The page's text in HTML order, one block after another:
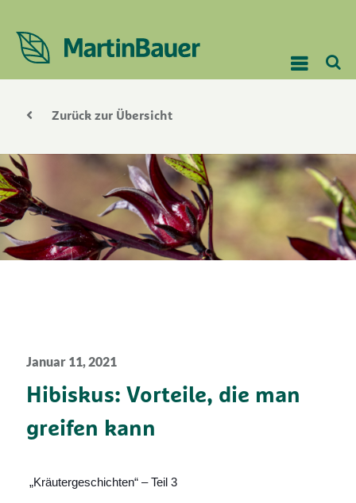
Zurück zur Übersicht
Januar 11, 2021
Hibiskus: Vorteile, die man
greifen kann
„Kräutergeschichten“ – Teil 3